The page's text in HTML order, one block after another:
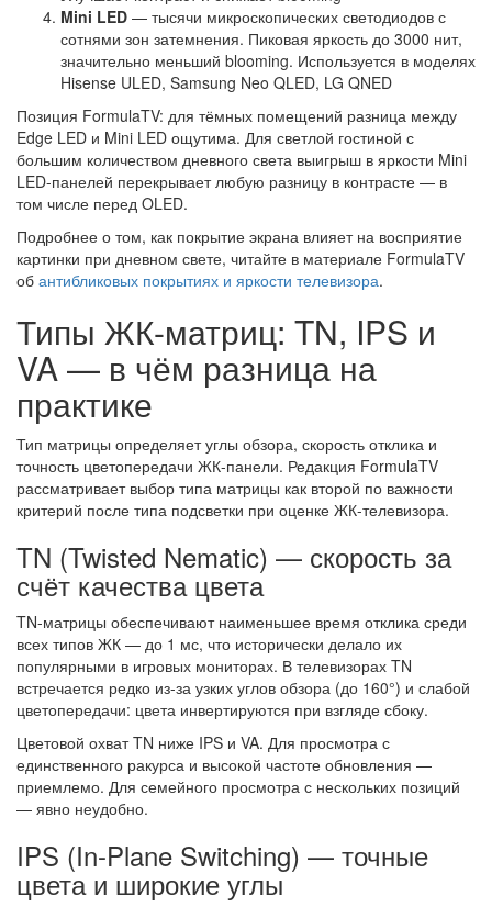
Mini LED — тысячи микроскопических светодиодов с
сотнями зон затемнения. Пиковая яркость до 3000 нит,
значительно меньший blooming. Используется в моделях
Hisense ULED, Samsung Neo QLED, LG QNED
Позиция FormulaTV: для тёмных помещений разница между
Edge LED и Mini LED ощутима. Для светлой гостиной с
большим количеством дневного света выигрыш в яркости Mini
LED-панелей перекрывает любую разницу в контрасте — в
том числе перед OLED.
Подробнее о том, как покрытие экрана влияет на восприятие
картинки при дневном свете, читайте в материале FormulaTV
об антибликовых покрытиях и яркости телевизора.
Типы ЖК-матриц: TN, IPS и
VA — в чём разница на
практике
Тип матрицы определяет углы обзора, скорость отклика и
точность цветопередачи ЖК-панели. Редакция FormulaTV
рассматривает выбор типа матрицы как второй по важности
критерий после типа подсветки при оценке ЖК-телевизора.
TN (Twisted Nematic) — скорость за
счёт качества цвета
TN-матрицы обеспечивают наименьшее время отклика среди
всех типов ЖК — до 1 мс, что исторически делало их
популярными в игровых мониторах. В телевизорах TN
встречается редко из-за узких углов обзора (до 160°) и слабой
цветопередачи: цвета инвертируются при взгляде сбоку.
Цветовой охват TN ниже IPS и VA. Для просмотра с
единственного ракурса и высокой частоте обновления —
приемлемо. Для семейного просмотра с нескольких позиций
— явно неудобно.
IPS (In-Plane Switching) — точные
цвета и широкие углы